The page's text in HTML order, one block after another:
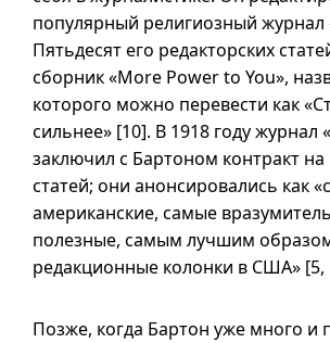
популярный религиозный журнал
Пятьдесят его редакторских
сборник «More Power to You»,
которого можно перевести как
сильнее» [10]. В 1918 году журнал
заключил с Бартоном контракт
статей; они анонсировались как
американские, самые
полезные, самым лучшим
редакционные колонки в США» [5,
Позже, когда Бартон уже много и